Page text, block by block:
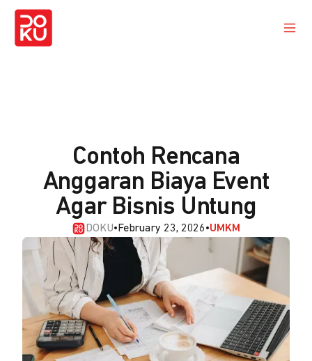
Contoh Rencana
Anggaran Biaya Event
Agar Bisnis Untung
DOKU• February 23, 2026•UMKM